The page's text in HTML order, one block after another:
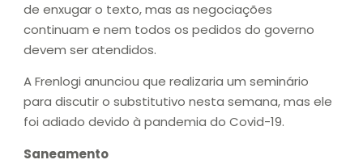
de enxugar o texto, mas as negociações
continuam e nem todos os pedidos do governo
devem ser atendidos.
A Frenlogi anunciou que realizaria um seminário
para discutir o substitutivo nesta semana, mas ele
foi adiado devido à pandemia do Covid-19.
Saneamento